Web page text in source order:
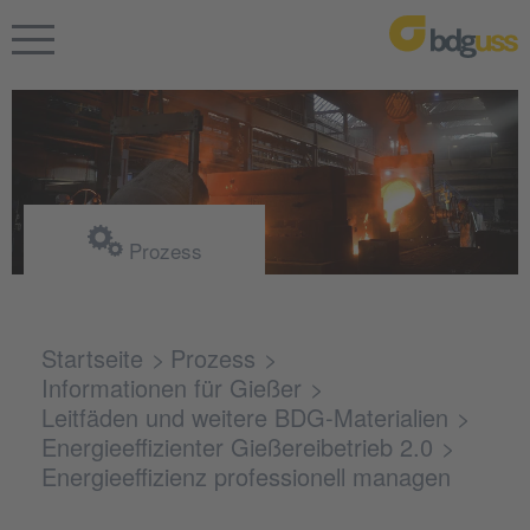
Prozess
Startseite
Prozess
Informationen für Gießer
Leitfäden und weitere BDG-Materialien
Energieeffizienter Gießereibetrieb 2.0
Energieeffizienz professionell managen